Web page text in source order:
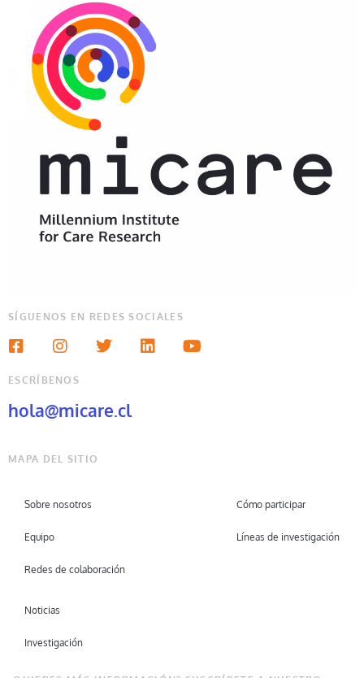
SÍGUENOS EN REDES SOCIALES
ESCRÍBENOS
hola@micare.cl
MAPA DEL SITIO
Sobre nosotros
Equipo
Redes de colaboración
Cómo participar
Líneas de investigación
Noticias
Investigación